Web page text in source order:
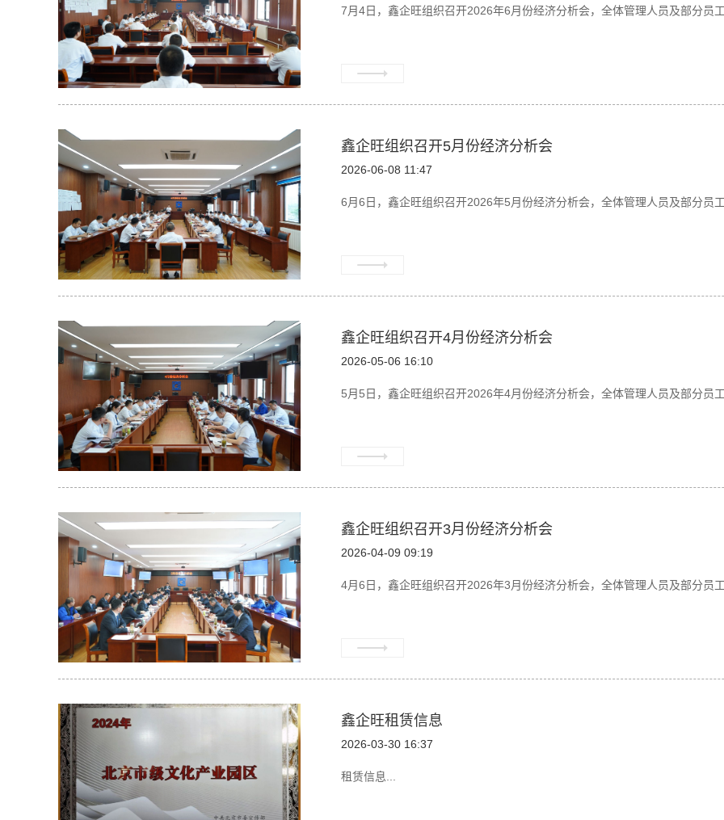
7月4日，鑫企旺组织召开2026年6月份经济分析会，全体管理人员及部分员工
鑫企旺组织召开5月份经济分析会
2026-06-08 11:47
6月6日，鑫企旺组织召开2026年5月份经济分析会，全体管理人员及部分员工
鑫企旺组织召开4月份经济分析会
2026-05-06 16:10
5月5日，鑫企旺组织召开2026年4月份经济分析会，全体管理人员及部分员工
鑫企旺组织召开3月份经济分析会
2026-04-09 09:19
4月6日，鑫企旺组织召开2026年3月份经济分析会，全体管理人员及部分员工
鑫企旺租赁信息
2026-03-30 16:37
租赁信息...